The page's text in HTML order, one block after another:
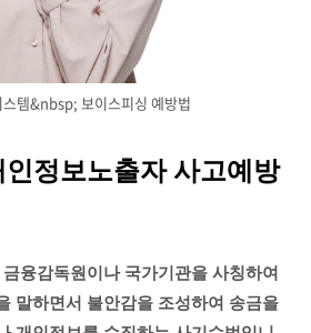
템&nbsp; 보이스피싱 예방법
정보노출자 사고예방
융감독원이나 국가기관을 사칭하여
말하면서 불안감을 조성하여 송금을